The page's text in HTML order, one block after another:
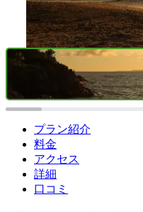
プラン紹介
料金
アクセス
詳細
口コミ